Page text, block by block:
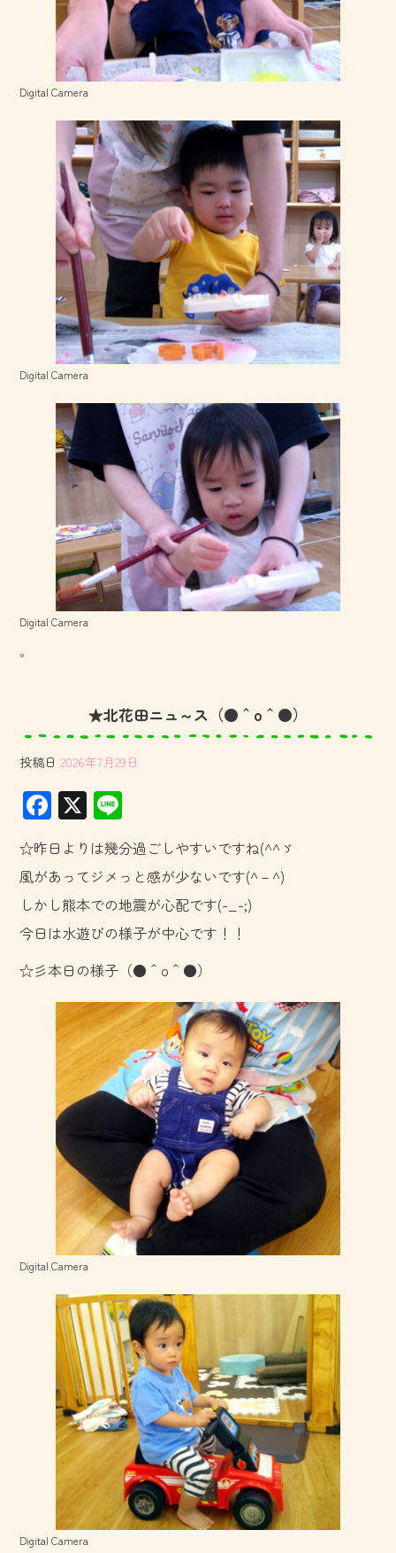
Digital Camera
Digital Camera
Digital Camera
。
★北花田ニュ～ス（●＾o＾●）
投稿日 2026年7月29日
F
ac
e
b
o
ok
X
ne
☆昨日よりは幾分過ごしやすいですね(^^ゞ
風があってジメっと感が少ないです(^－^)
しかし熊本での地震が心配です(-_-;)
今日は水遊びの様子が中心です！！
☆彡本日の様子（●＾o＾●）
Digital Camera
Digital Camera